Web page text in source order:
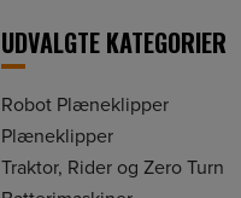
UDVALGTE KATEGORIER
Robot Plæneklipper
Plæneklipper
Traktor, Rider og Zero Turn